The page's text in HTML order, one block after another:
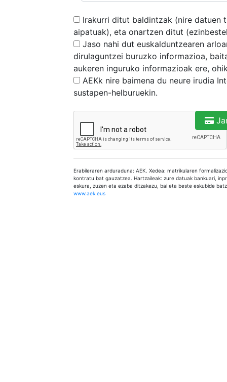
Irakurri ditut baldintzak (nire datuen
aipatuak), eta onartzen ditut
Jaso nahi dut euskalduntzearen
dirulaguntzei buruzko informazioa,
aukeren inguruko informazioak ere,
AEKk nire baimena du neure irudia
sustapen-helburuekin.
Erabileraren arduraduna: AEK. Xedea: matrikularen
kontratu bat gauzatzea. Hartzaileak: zure datuak bankuari,
eskura, zuzen eta ezaba ditzakezu, bai eta beste eskubide
www.aek.eus